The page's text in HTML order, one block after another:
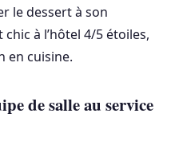
le dessert à son
à l’hôtel 4/5 étoiles,
en cuisine.
de salle au service